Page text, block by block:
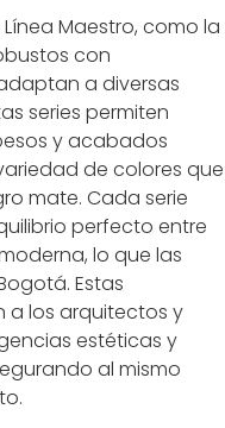
Maestro, como la
con
a diversas
series permiten
y acabados
de colores que
mate. Cada serie
perfecto entre
lo que las
Estas
a los arquitectos y
estéticas y
al mismo